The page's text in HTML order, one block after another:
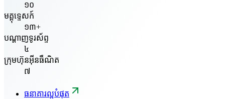
១០
មគ្គុទ្ទេសក៍
១៣+
បណ្តាញទូរស័ព្ទ
៤
ក្រុមហ៊ុនអ៊ីនធឺណិត
៧
ធនាគារល្អបំផុត